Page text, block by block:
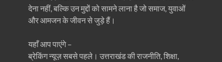
देना नहीं, बल्कि उन मुद्दों को सामने लाना है जो समाज, युवाओं
और आमजन के जीवन से जुड़े हैं।
यहाँ आप पाएंगे –
ब्रेकिंग न्यूज़ सबसे पहले। उत्तराखंड की राजनीति, शिक्षा,